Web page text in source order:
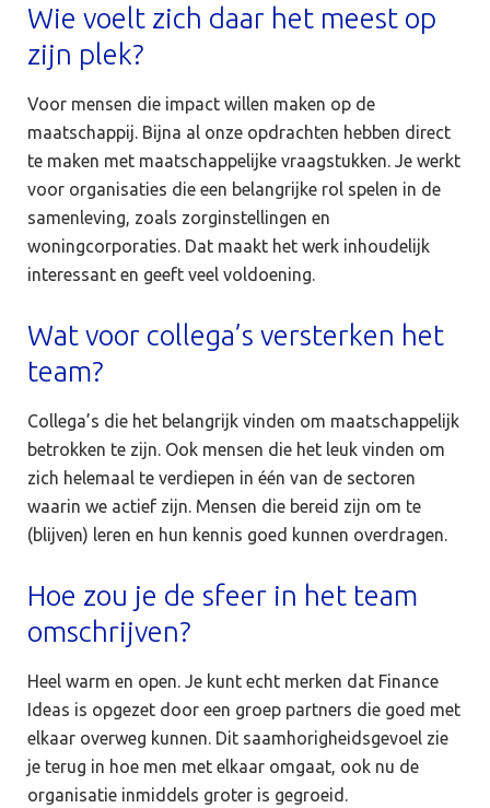
Wie voelt zich daar het meest op
zijn plek?
Voor mensen die impact willen maken op de
maatschappij. Bijna al onze opdrachten hebben direct
te maken met maatschappelijke vraagstukken. Je werkt
voor organisaties die een belangrijke rol spelen in de
samenleving, zoals zorginstellingen en
woningcorporaties. Dat maakt het werk inhoudelijk
interessant en geeft veel voldoening.
Wat voor collega’s versterken het
team?
Collega’s die het belangrijk vinden om maatschappelijk
betrokken te zijn. Ook mensen die het leuk vinden om
zich helemaal te verdiepen in één van de sectoren
waarin we actief zijn. Mensen die bereid zijn om te
(blijven) leren en hun kennis goed kunnen overdragen.
Hoe zou je de sfeer in het team
omschrijven?
Heel warm en open. Je kunt echt merken dat Finance
Ideas is opgezet door een groep partners die goed met
elkaar overweg kunnen. Dit saamhorigheidsgevoel zie
je terug in hoe men met elkaar omgaat, ook nu de
organisatie inmiddels groter is gegroeid.